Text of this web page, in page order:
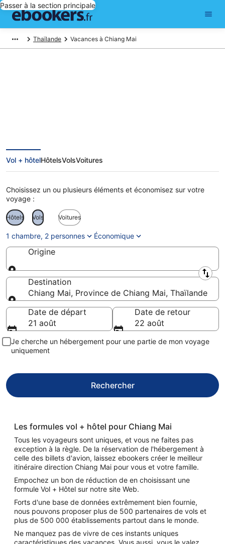
Passer à la section principale
Thaïlande Vacances à Chiang Mai
Vol + hôtelHôtelsVolsVoitures
Choisissez un ou plusieurs éléments et économisez sur votre
voyage :
Hôtels Vols Voitures
1 chambre, 2 personnes Économique
Origine
Origine
Destination
Chiang Mai, Province de Chiang Mai, Thaïlande
Destination
Date de départ
21 août
Date de retour
22 août
Je cherche un hébergement pour une partie de mon voyage
uniquement
Rechercher
Les formules vol + hôtel pour Chiang Mai
Tous les voyageurs sont uniques, et vous ne faites pas
exception à la règle. De la réservation de l'hébergement à
celle des billets d'avion, laissez ebookers créer le meilleur
itinéraire direction Chiang Mai pour vous et votre famille.
Empochez un bon de réduction de en choisissant une
formule Vol + Hôtel sur notre site Web.
Forts d'une base de données extrêmement bien fournie,
nous pouvons proposer plus de 500 partenaires de vols et
plus de 500 000 établissements partout dans le monde.
Ne manquez pas de vivre de ces instants uniques
caractéristiques des vacances. Vous aussi, vous le valez